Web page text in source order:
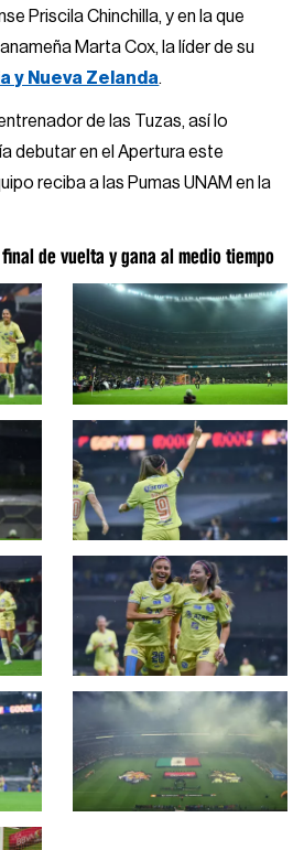
Priscila Chinchilla, y en la que
Marta Cox, la líder de su
y Nueva Zelanda.
de las Tuzas, así lo
debutar en el Apertura este
reciba a las Pumas UNAM en la
de vuelta y gana al medio tiempo